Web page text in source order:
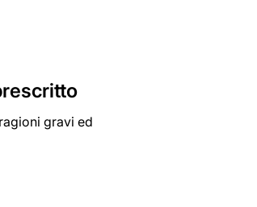
gravi ed